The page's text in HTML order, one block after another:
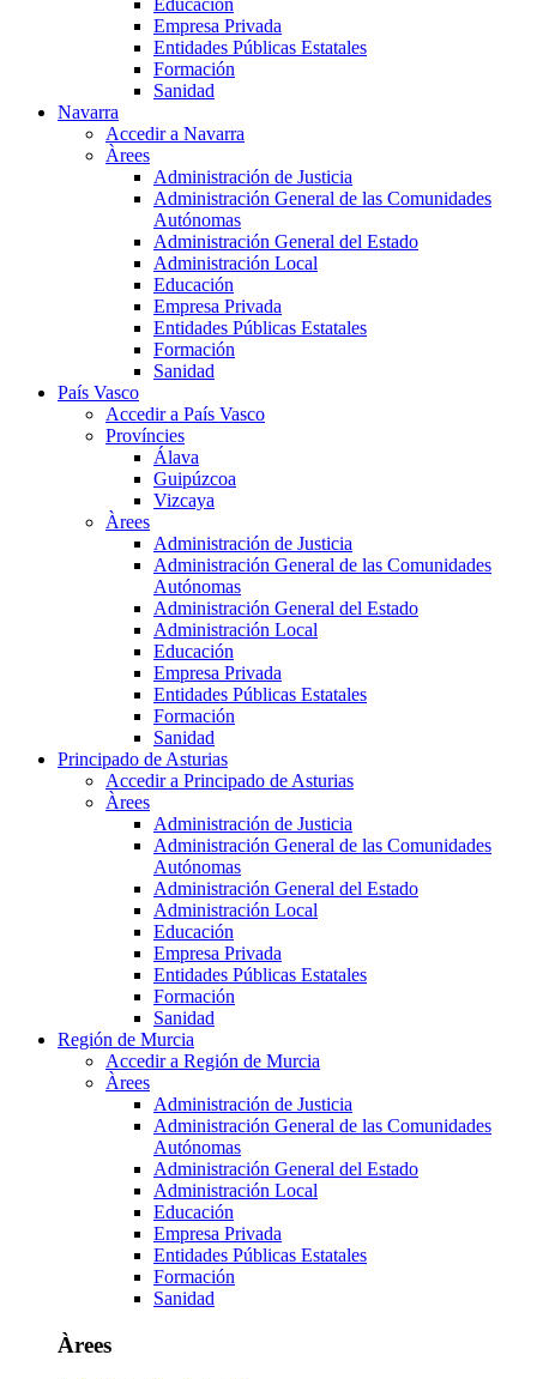
Educación
Empresa Privada
Entidades Públicas Estatales
Formación
Sanidad
Navarra
Accedir a Navarra
Àrees
Administración de Justicia
Administración General de las Comunidades
Autónomas
Administración General del Estado
Administración Local
Educación
Empresa Privada
Entidades Públicas Estatales
Formación
Sanidad
País Vasco
Accedir a País Vasco
Províncies
Álava
Guipúzcoa
Vizcaya
Àrees
Administración de Justicia
Administración General de las Comunidades
Autónomas
Administración General del Estado
Administración Local
Educación
Empresa Privada
Entidades Públicas Estatales
Formación
Sanidad
Principado de Asturias
Accedir a Principado de Asturias
Àrees
Administración de Justicia
Administración General de las Comunidades
Autónomas
Administración General del Estado
Administración Local
Educación
Empresa Privada
Entidades Públicas Estatales
Formación
Sanidad
Región de Murcia
Accedir a Región de Murcia
Àrees
Administración de Justicia
Administración General de las Comunidades
Autónomas
Administración General del Estado
Administración Local
Educación
Empresa Privada
Entidades Públicas Estatales
Formación
Sanidad
Àrees